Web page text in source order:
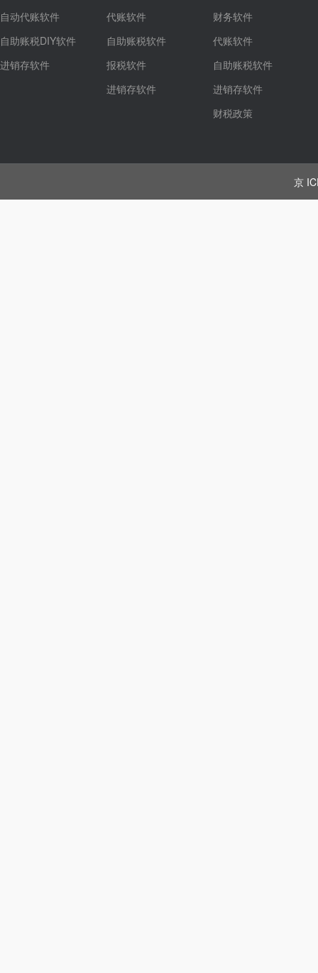
自动代账软件
自助账税DIY软件
进销存软件
代账软件
自助账税软件
报税软件
进销存软件
财务软件
代账软件
自助账税软件
进销存软件
财税政策
京